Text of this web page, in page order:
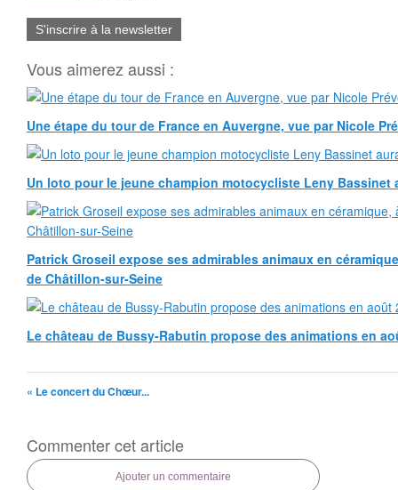
S'inscrire à la newsletter
Vous aimerez aussi :
Une étape du tour de France en Auvergne, vue par Nicole
Un loto pour le jeune champion motocycliste Leny Bassinet
Patrick Groseil expose ses admirables animaux en
de Châtillon-sur-Seine
Le château de Bussy-Rabutin propose des animations en
« Le concert du Chœur...
Commenter cet article
Ajouter un commentaire